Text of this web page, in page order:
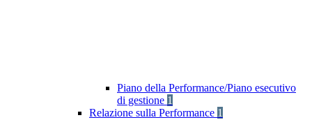
Piano della Performance/Piano esecutivo
di gestione 1
Relazione sulla Performance 1